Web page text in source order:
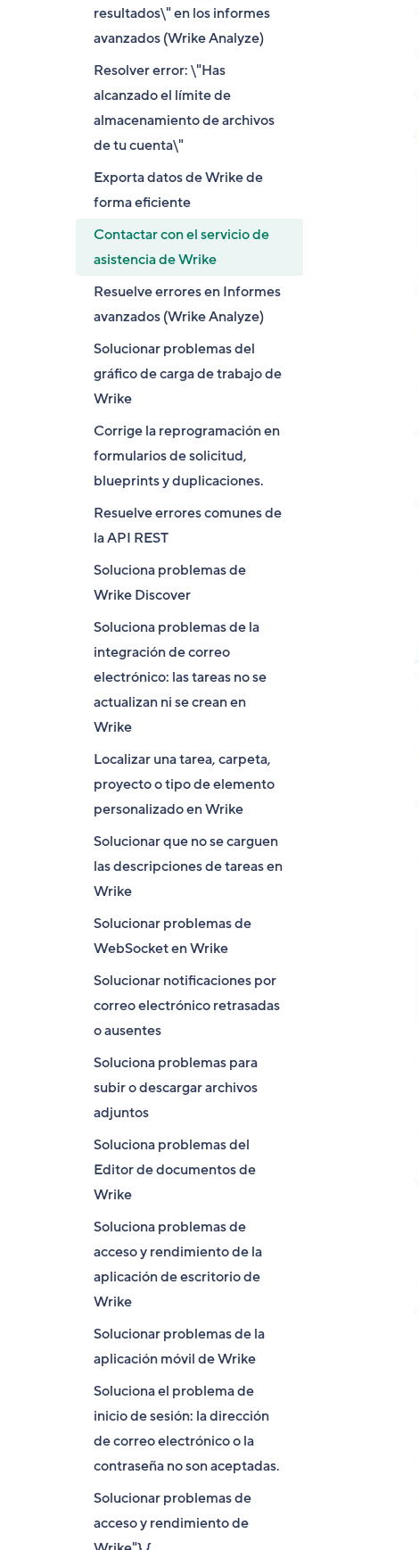
resultados\" en los informes
avanzados (Wrike Analyze)
Resolver error: \"Has
alcanzado el límite de
almacenamiento de archivos
de tu cuenta\"
Exporta datos de Wrike de
forma eficiente
Contactar con el servicio de
asistencia de Wrike
Resuelve errores en Informes
avanzados (Wrike Analyze)
Solucionar problemas del
gráfico de carga de trabajo de
Wrike
Corrige la reprogramación en
formularios de solicitud,
blueprints y duplicaciones.
Resuelve errores comunes de
la API REST
Soluciona problemas de
Wrike Discover
Soluciona problemas de la
integración de correo
electrónico: las tareas no se
actualizan ni se crean en
Wrike
Localizar una tarea, carpeta,
proyecto o tipo de elemento
personalizado en Wrike
Solucionar que no se carguen
las descripciones de tareas en
Wrike
Solucionar problemas de
WebSocket en Wrike
Solucionar notificaciones por
correo electrónico retrasadas
o ausentes
Soluciona problemas para
subir o descargar archivos
adjuntos
Soluciona problemas del
Editor de documentos de
Wrike
Soluciona problemas de
acceso y rendimiento de la
aplicación de escritorio de
Wrike
Solucionar problemas de la
aplicación móvil de Wrike
Soluciona el problema de
inicio de sesión: la dirección
de correo electrónico o la
contraseña no son aceptadas.
Solucionar problemas de
acceso y rendimiento de